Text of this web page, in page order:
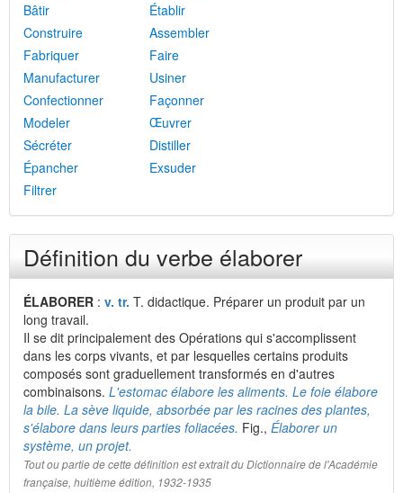
Bâtir
Établir
Construire
Assembler
Fabriquer
Faire
Manufacturer
Usiner
Confectionner
Façonner
Modeler
Œuvrer
Sécréter
Distiller
Épancher
Exsuder
Filtrer
Définition du verbe élaborer
ÉLABORER : v. tr. T. didactique. Préparer un produit par un
long travail.
Il se dit principalement des Opérations qui s'accomplissent
dans les corps vivants, et par lesquelles certains produits
composés sont graduellement transformés en d'autres
combinaisons. L'estomac élabore les aliments. Le foie élabore
la bile. La sève liquide, absorbée par les racines des plantes,
s'élabore dans leurs parties foliacées. Fig., Élaborer un
système, un projet.
Tout ou partie de cette définition est extrait du Dictionnaire de l'Académie
française, huitième édition, 1932-1935